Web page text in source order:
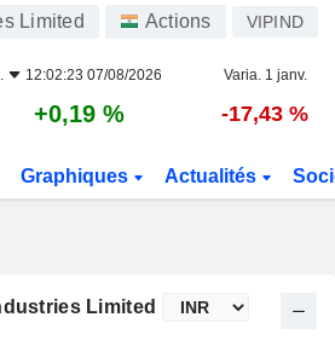
Limited Actions VIPIND
12:02:23 07/08/2026 Varia. 1 janv.
+0,19 % -17,43 %
Graphiques Actualités
Limited